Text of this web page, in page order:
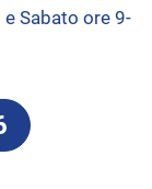
Sabato ore 9-